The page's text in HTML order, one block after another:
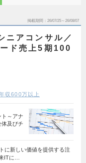
掲載期間 26/07/25～26/08/07
ニアコンサル／
ド売上5期100
収600万以上
～アナ
及びチ
に新しい価値を提供する注
ITに…